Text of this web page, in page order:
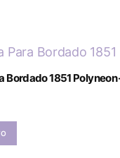
Bordado 1851